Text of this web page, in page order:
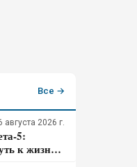
Все →
августа 2026 г.
5:
к жизни